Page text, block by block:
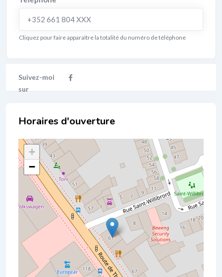
+352 661 804 XXX
Cliquez pour faire apparaître la totalité du numéro de téléphone
Localisation
+
−